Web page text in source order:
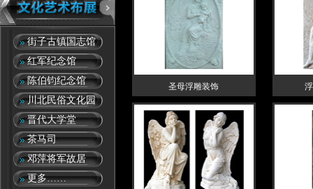
街子古镇国志馆
红军纪念馆
陈伯钧纪念馆
川北民俗文化园
晋代大学堂
茶马司
邓萍将军故居
更多……
圣母浮雕装饰